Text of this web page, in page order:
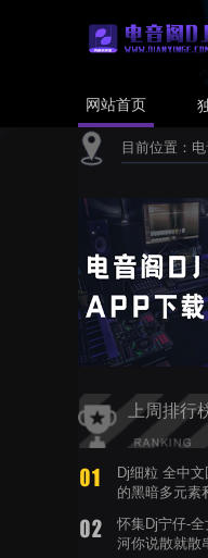
网站首页
目前位置：
上周排行
Dj细粒 全中
的黑暗多元素
怀集Dj宁仔-
河你说散就散